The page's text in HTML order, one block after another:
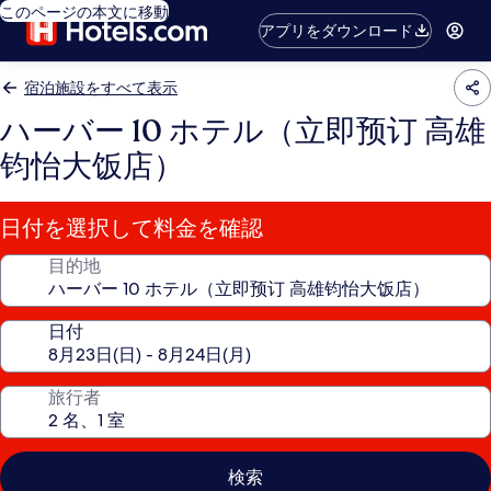
このページの本文に移動
アプリをダウンロード
宿泊施設をすべて表示
ハーバー 10 ホテル（立即预订 高雄
钧怡大饭店）
日付を選択して料金を確認
目的地
日付
旅行者
検索